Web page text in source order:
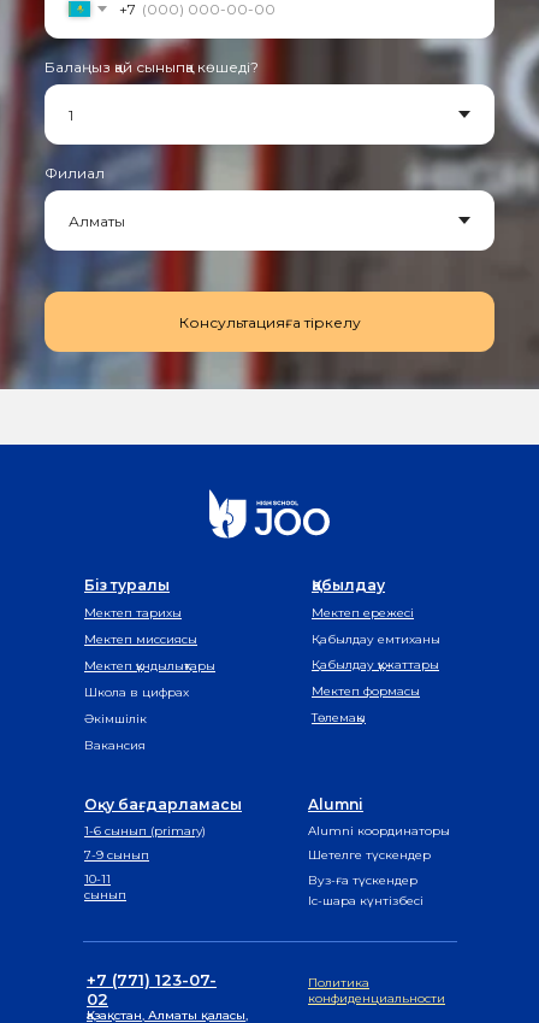
+7
Балаңыз қай сыныпқа көшеді?
Филиал
Консультацияға тіркелу
Мектеп тарихы
Мектеп миссиясы
Мектеп құндылықтары
Школа в цифрах
Әкімшілік
Вакансия
Біз туралы
Мектеп ережесі
Қабылдау емтиханы
Қабылдау құжаттары
Мектеп формасы
Төлемақы
Қабылдау
1-6 сынып (primary)
7-9 сынып
10-11
сынып
Оқу бағдарламасы
Alumni координаторы
Шетелге түскендер
Вуз-ға түскендер
Іс-шара күнтізбесі
Alumni
+7 (771) 123-07-
02
Қазақстан, Алматы қаласы,
Политика
конфиденциальности